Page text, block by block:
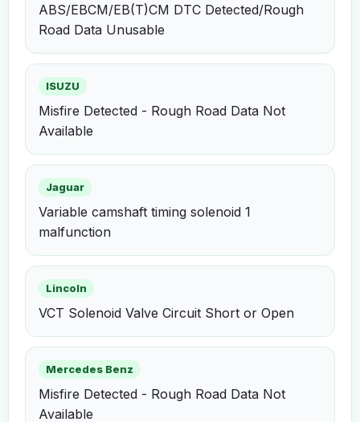
ABS/EBCM/EB(T)CM DTC Detected/Rough
Road Data Unusable
ISUZU
Misfire Detected - Rough Road Data Not
Available
Jaguar
Variable camshaft timing solenoid 1
malfunction
Lincoln
VCT Solenoid Valve Circuit Short or Open
Mercedes Benz
Misfire Detected - Rough Road Data Not
Available